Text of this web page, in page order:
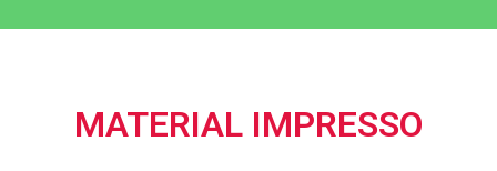
MATERIAL IMPRESSO